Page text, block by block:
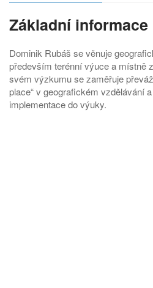
Základní informace
Dominik Rubáš se věnuje
především terénní výuce a místně
svém výzkumu se zaměřuje
place“ v geografickém vzdělávání
implementace do výuky.